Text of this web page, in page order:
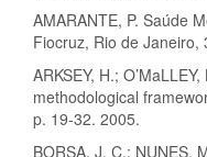
AMARANTE, P. Saúde
Fiocruz, Rio de Janeiro,
ARKSEY, H.;
methodological
p. 19-32. 2005.
BORSA, J. C.; NUNES,